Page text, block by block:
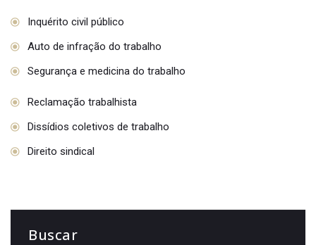
Inquérito civil público
Auto de infração do trabalho
Segurança e medicina do trabalho
Reclamação trabalhista
Dissídios coletivos de trabalho
Direito sindical
Buscar